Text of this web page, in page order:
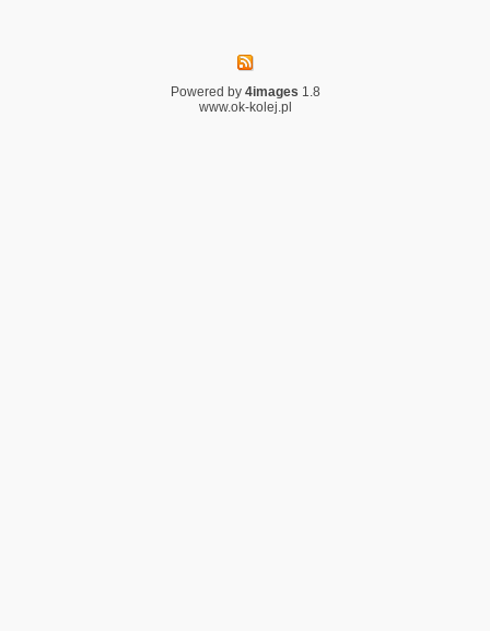
Powered by 4images 1.8
www.ok-kolej.pl